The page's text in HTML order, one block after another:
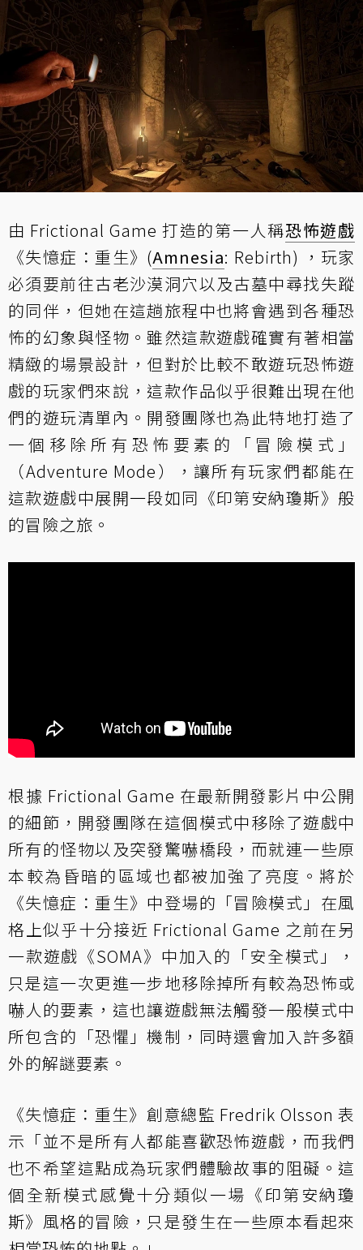
由 Frictional Game 打造的第一人稱恐怖遊戲
《失憶症：重生》(Amnesia: Rebirth) ，玩家
必須要前往古老沙漠洞穴以及古墓中尋找失蹤
的同伴，但她在這趟旅程中也將會遇到各種恐
怖的幻象與怪物。雖然這款遊戲確實有著相當
精緻的場景設計，但對於比較不敢遊玩恐怖遊
戲的玩家們來說，這款作品似乎很難出現在他
們的遊玩清單內。開發團隊也為此特地打造了
一個移除所有恐怖要素的「冒險模式」
（Adventure Mode），讓所有玩家們都能在
這款遊戲中展開一段如同《印第安納瓊斯》般
的冒險之旅。
根據 Frictional Game 在最新開發影片中公開
的細節，開發團隊在這個模式中移除了遊戲中
所有的怪物以及突發驚嚇橋段，而就連一些原
本較為昏暗的區域也都被加強了亮度。將於
《失憶症：重生》中登場的「冒險模式」在風
格上似乎十分接近 Frictional Game 之前在另
一款遊戲《SOMA》中加入的「安全模式」，
只是這一次更進一步地移除掉所有較為恐怖或
嚇人的要素，這也讓遊戲無法觸發一般模式中
所包含的「恐懼」機制，同時還會加入許多額
外的解謎要素。
《失憶症：重生》創意總監 Fredrik Olsson 表
示「並不是所有人都能喜歡恐怖遊戲，而我們
也不希望這點成為玩家們體驗故事的阻礙。這
個全新模式感覺十分類似一場《印第安納瓊
斯》風格的冒險，只是發生在一些原本看起來